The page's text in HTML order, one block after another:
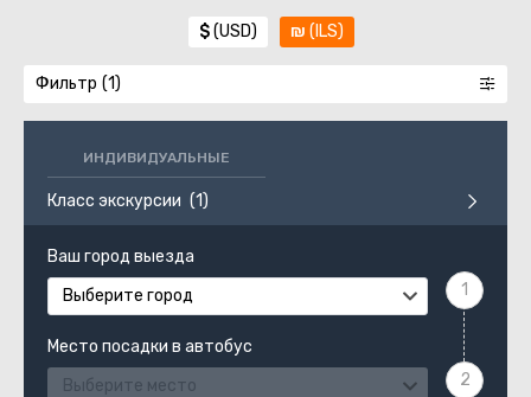
$(USD) ₪ (ILS)
Фильтр
ИНДИВИДУАЛЬНЫЕ
Класс экскурсии
Ваш город выезда
Выберите город
Место посадки в автобус
Выберите место